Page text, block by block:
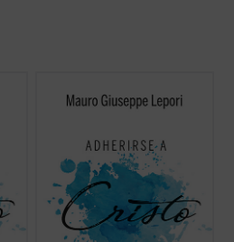
y caminarecoge un nuevo ciclo de
meditaciones que, siguiendo el estilo
Orden del Císter, ofrece en el marco del
(ver ficha)